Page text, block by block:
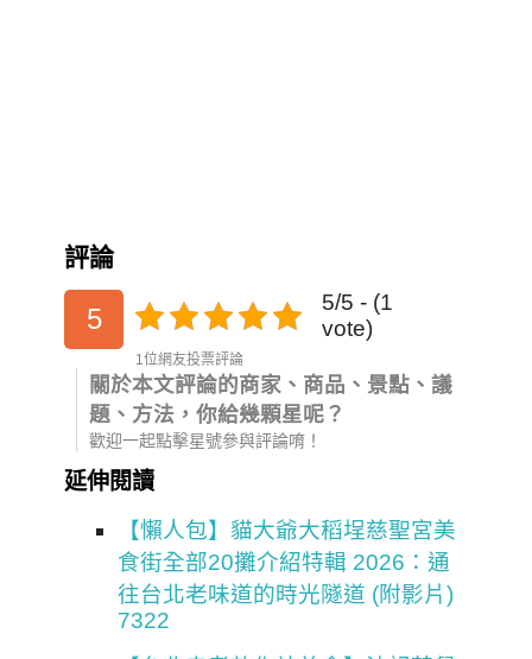
評論
5
5/5 - (1
vote)
1位網友投票評論
關於本文評論的商家、商品、景點、議
題、方法，你給幾顆星呢？
歡迎一起點擊星號參與評論唷！
延伸閱讀
【懶人包】貓大爺大稻埕慈聖宮美
食街全部20攤介紹特輯 2026：通
往台北老味道的時光隧道 (附影片)
7322